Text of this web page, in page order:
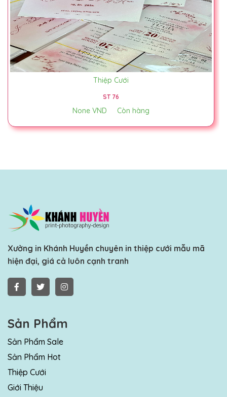
Thiệp Cưới
ST 76
None VND Còn hàng
Xưởng in Khánh Huyền chuyên in thiệp cưới mẫu mã
hiện đại, giá cả luôn cạnh tranh
Sản Phẩm
Sản Phẩm Sale
Sản Phẩm Hot
Thiệp Cưới
Giới Thiệu